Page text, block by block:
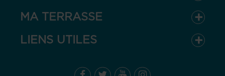
MA TERRASSE
LIENS UTILES